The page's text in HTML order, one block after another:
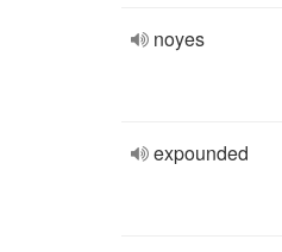
noyes
expounded